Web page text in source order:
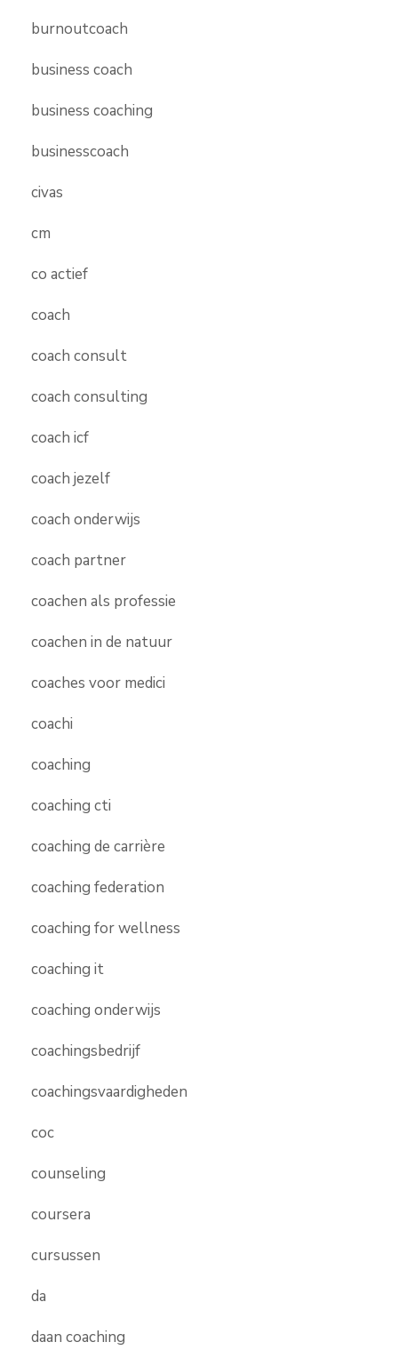
burnoutcoach
business coach
business coaching
businesscoach
civas
cm
co actief
coach
coach consult
coach consulting
coach icf
coach jezelf
coach onderwijs
coach partner
coachen als professie
coachen in de natuur
coaches voor medici
coachi
coaching
coaching cti
coaching de carrière
coaching federation
coaching for wellness
coaching it
coaching onderwijs
coachingsbedrijf
coachingsvaardigheden
coc
counseling
coursera
cursussen
da
daan coaching